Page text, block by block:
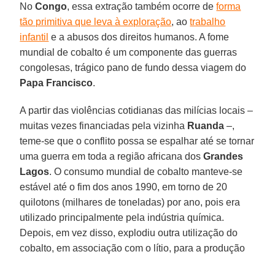
NoCongo, essa extração também ocorre deforma
tão primitiva que leva à exploração, aotrabalho
infantil e a abusos dos direitos humanos. A fome
mundial de cobalto é um componente das guerras
congolesas, trágico pano de fundo dessa viagem do
Papa Francisco.
A partir das violências cotidianas das milícias locais –
muitas vezes financiadas pela vizinha Ruanda –,
teme-se que o conflito possa se espalhar até se tornar
uma guerra em toda a região africana dosGrandes
Lagos. O consumo mundial de cobalto manteve-se
estável até o fim dos anos 1990, em torno de 20
quilotons (milhares de toneladas) por ano, pois era
utilizado principalmente pela indústria química.
Depois, em vez disso, explodiu outra utilização do
cobalto, em associação com o lítio, para a produção